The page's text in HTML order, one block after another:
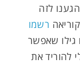
לזה
רשמו
שאפשר
להוריד את